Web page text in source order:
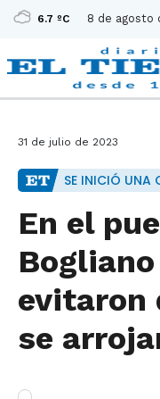
6.7 ºC 8 de agosto
31 de julio de 2023
SE INICIÓ UNA
En el
evitaron
se